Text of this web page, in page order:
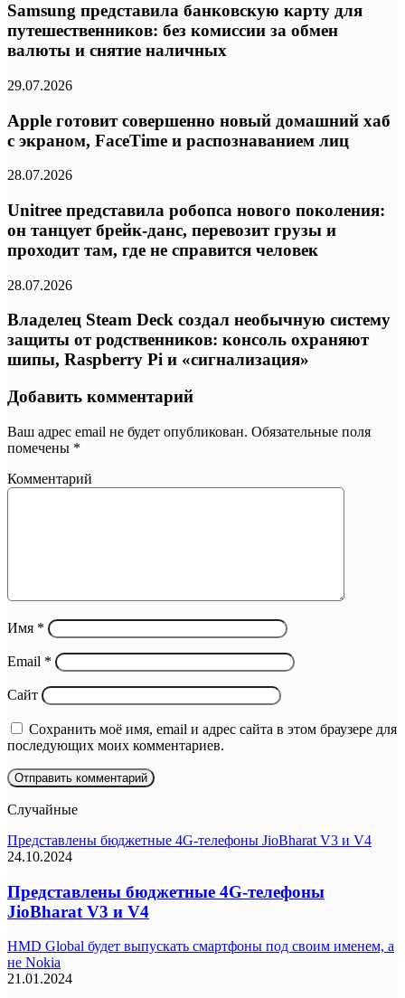
Samsung представила банковскую карту для
путешественников: без комиссии за обмен
валюты и снятие наличных
29.07.2026
Apple готовит совершенно новый домашний хаб
с экраном, FaceTime и распознаванием лиц
28.07.2026
Unitree представила робопса нового поколения:
он танцует брейк-данс, перевозит грузы и
проходит там, где не справится человек
28.07.2026
Владелец Steam Deck создал необычную систему
защиты от родственников: консоль охраняют
шипы, Raspberry Pi и «сигнализация»
Добавить комментарий
Ваш адрес email не будет опубликован. Обязательные поля
помечены *
Комментарий
Имя *
Email *
Сайт
Сохранить моё имя, email и адрес сайта в этом браузере для
последующих моих комментариев.
Случайные
Представлены бюджетные 4G-телефоны JioBharat V3 и V4
24.10.2024
Представлены бюджетные 4G-телефоны
JioBharat V3 и V4
HMD Global будет выпускать смартфоны под своим именем, а
не Nokia
21.01.2024